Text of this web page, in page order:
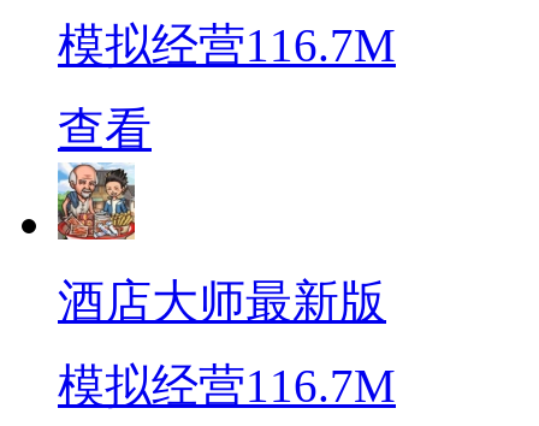
模拟经营116.7M
查看
酒店大师最新版
模拟经营116.7M